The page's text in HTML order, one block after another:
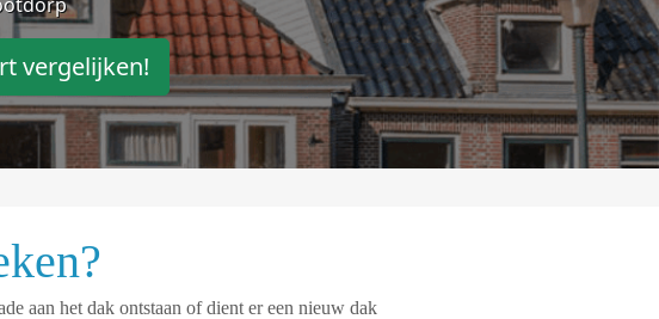
vergelijken!
aan het dak ontstaan of dient er een nieuw dak